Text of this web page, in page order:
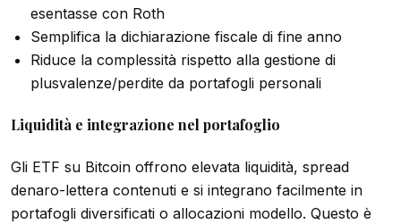
esentasse con Roth
Semplifica la dichiarazione fiscale di fine anno
Riduce la complessità rispetto alla gestione di
plusvalenze/perdite da portafogli personali
Liquidità e integrazione nel portafoglio
Gli ETF su Bitcoin offrono elevata liquidità, spread
denaro-lettera contenuti e si integrano facilmente in
portafogli diversificati o allocazioni modello. Questo è